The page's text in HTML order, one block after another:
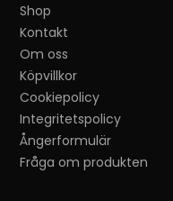
Shop
Kontakt
Om oss
Köpvillkor
Cookiepolicy
Integritetspolicy
Ångerformulär
Fråga om produkten